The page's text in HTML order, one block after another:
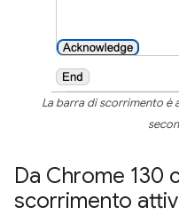
La barra di scorrimento è
Da Chrome 130
scorrimento